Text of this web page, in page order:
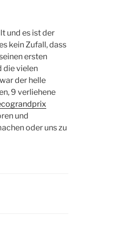
und es ist der
kein Zufall, dass
ersten
die vielen
der helle
9 verliehene
und
oder uns zu